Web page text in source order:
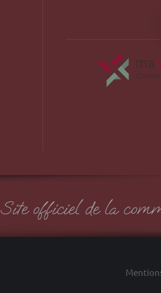
Site officiel de la